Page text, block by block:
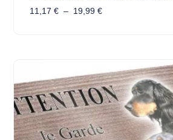
11,17 € – 19,99 €